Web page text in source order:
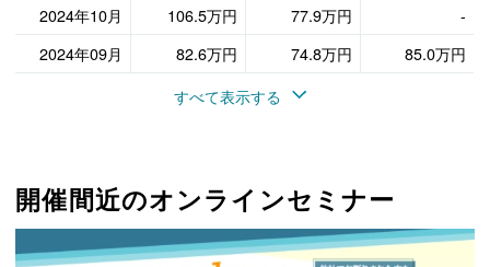
2024年10月
106.5万円 77.9万円
-
2024年09月
82.6万円 74.8万円
85.0万円
すべて表示する
開催間近のオンラインセミナー